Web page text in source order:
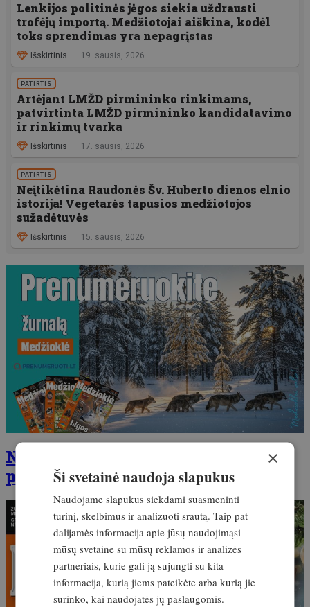
Lenkijos politinės jėgos siekia uždrausti
trofėjų importą. Medžiotojai aiškina, kodėl
toks sprendimas yra nepagrįstas
Išskirtinis 19. sausis, 2026
PATIRTIS
Artėjant LMŽD pirmininko rinkimams,
patvirtinta LMŽD pirmininko kandidatavimo
ir rinkimų tvarka
Išskirtinis 17. sausis, 2026
PATIRTIS
Neįtikėtina Raudonės Šv. Huberto dienos elnio
istorija! Vegetarės tapusios medžiotojos
sužadėtuvės
Išskirtinis 15. sausis, 2026
Naujasis žurnalo numeris jau
prekyboje!
×
Ši svetainė naudoja slapukus
Naudojame slapukus siekdami suasmeninti
turinį, skelbimus ir analizuoti srautą. Taip pat
dalijamės informacija apie jūsų naudojimąsi
mūsų svetaine su mūsų reklamos ir analizės
partneriais, kurie gali ją sujungti su kita
informacija, kurią jiems pateikėte arba kurią jie
surinko, kai naudojatės jų paslaugomis.